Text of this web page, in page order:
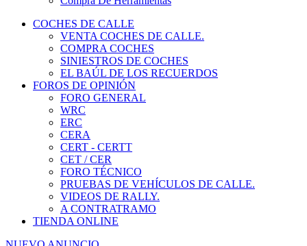
COCHES DE CALLE
VENTA COCHES DE CALLE.
COMPRA COCHES
SINIESTROS DE COCHES
EL BAÚL DE LOS RECUERDOS
FOROS DE OPINIÓN
FORO GENERAL
WRC
ERC
CERA
CERT - CERTT
CET / CER
FORO TÉCNICO
PRUEBAS DE VEHÍCULOS DE CALLE.
VIDEOS DE RALLY.
A CONTRATRAMO
TIENDA ONLINE
NUEVO ANUNCIO